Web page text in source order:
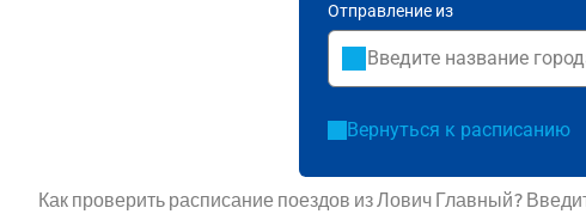
Отправление из
Вернуться к расписанию
Как проверить расписание поездов из Лович Главный?